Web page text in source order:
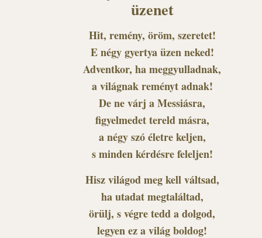
üzenet
Hit, remény, öröm, szeretet!
E négy gyertya üzen neked!
Adventkor, ha meggyulladnak,
a világnak reményt adnak!
De ne várj a Messiásra,
figyelmedet tereld másra,
a négy szó életre keljen,
s minden kérdésre feleljen!
Hisz világod meg kell váltsad,
ha utadat megtaláltad,
örülj, s végre tedd a dolgod,
legyen ez a világ boldog!